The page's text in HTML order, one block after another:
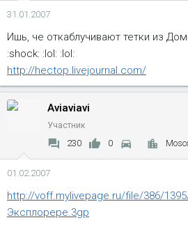
31.01.2007
Ишь, че откаблучивают тетки из
:shock: :lol: :lol:
http://hectop.livejournal.com/
Aviaviavi
Участник
230 0
01.02.2007
http://voff.mylivepage.ru/file/386/
Эксплорере.3gp